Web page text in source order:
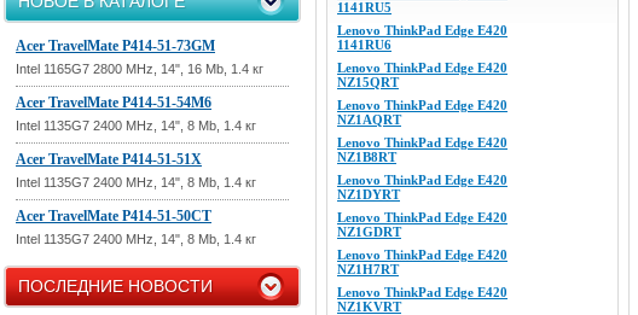
Acer TravelMate P414-51-73GM
Intel 1165G7 2800 MHz, 14", 16 Mb, 1.4 кг
Acer TravelMate P414-51-54M6
Intel 1135G7 2400 MHz, 14", 8 Mb, 1.4 кг
Acer TravelMate P414-51-51X
Intel 1135G7 2400 MHz, 14", 8 Mb, 1.4 кг
Acer TravelMate P414-51-50CT
Intel 1135G7 2400 MHz, 14", 8 Mb, 1.4 кг
ПОСЛЕДНИЕ НОВОСТИ
1141RU5
Lenovo ThinkPad Edge E420
1141RU6
Lenovo ThinkPad Edge E420
NZ15QRT
Lenovo ThinkPad Edge E420
NZ1AQRT
Lenovo ThinkPad Edge E420
NZ1B8RT
Lenovo ThinkPad Edge E420
NZ1DYRT
Lenovo ThinkPad Edge E420
NZ1GDRT
Lenovo ThinkPad Edge E420
NZ1H7RT
Lenovo ThinkPad Edge E420
NZ1KVRT